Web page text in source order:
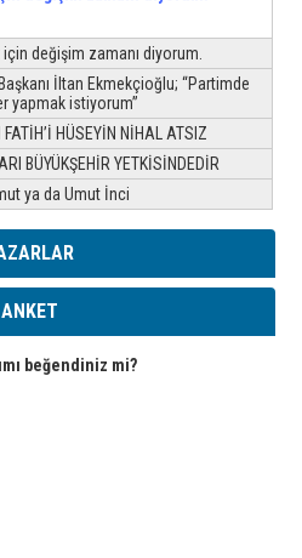
değişim zamanı diyorum.
İltan Ekmekçioğlu; “Partimde
yapmak istiyorum”
HÜSEYİN NİHAL ATSIZ
BÜYÜKŞEHİR YETKİSİNDEDİR
ya da Umut İnci
ANKET
beğendiniz mi?